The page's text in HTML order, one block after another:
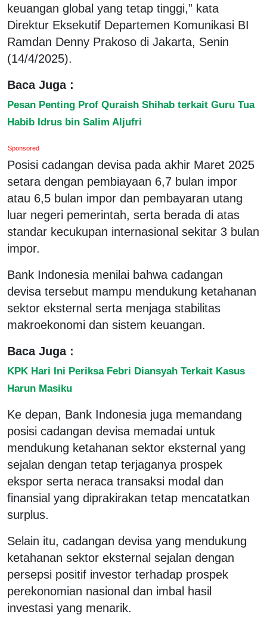
keuangan global yang tetap tinggi,” kata
Direktur Eksekutif Departemen Komunikasi BI
Ramdan Denny Prakoso di Jakarta, Senin
(14/4/2025).
Baca Juga :
Pesan Penting Prof Quraish Shihab terkait Guru Tua
Habib Idrus bin Salim Aljufri
Sponsored
Posisi cadangan devisa pada akhir Maret 2025
setara dengan pembiayaan 6,7 bulan impor
atau 6,5 bulan impor dan pembayaran utang
luar negeri pemerintah, serta berada di atas
standar kecukupan internasional sekitar 3 bulan
impor.
Bank Indonesia menilai bahwa cadangan
devisa tersebut mampu mendukung ketahanan
sektor eksternal serta menjaga stabilitas
makroekonomi dan sistem keuangan.
Baca Juga :
KPK Hari Ini Periksa Febri Diansyah Terkait Kasus
Harun Masiku
Ke depan, Bank Indonesia juga memandang
posisi cadangan devisa memadai untuk
mendukung ketahanan sektor eksternal yang
sejalan dengan tetap terjaganya prospek
ekspor serta neraca transaksi modal dan
finansial yang diprakirakan tetap mencatatkan
surplus.
Selain itu, cadangan devisa yang mendukung
ketahanan sektor eksternal sejalan dengan
persepsi positif investor terhadap prospek
perekonomian nasional dan imbal hasil
investasi yang menarik.